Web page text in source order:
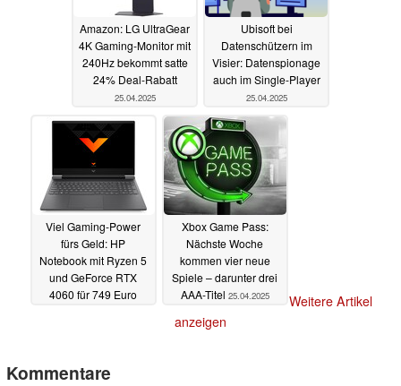
Amazon: LG UltraGear
4K Gaming-Monitor mit
240Hz bekommt satte
24% Deal-Rabatt
25.04.2025
Ubisoft bei
Datenschützern im
Visier: Datenspionage
auch im Single-Player
25.04.2025
Viel Gaming-Power
fürs Geld: HP
Notebook mit Ryzen 5
und GeForce RTX
4060 für 749 Euro
Xbox Game Pass:
Nächste Woche
kommen vier neue
Spiele – darunter drei
AAA-Titel 25.04.2025
Weitere Artikel
anzeigen
Kommentare